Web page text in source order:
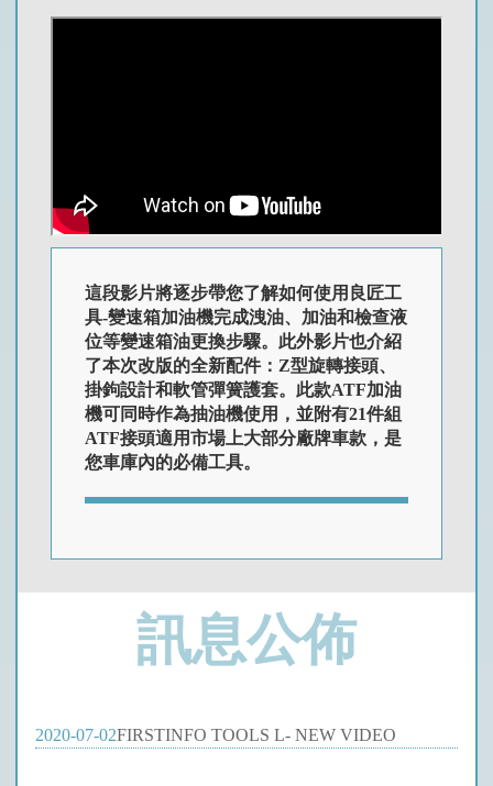
這段影片將逐步帶您了解如何使用良匠工
具-變速箱加油機完成洩油、加油和檢查液
位等變速箱油更換步驟。此外影片也介紹
了本次改版的全新配件：Z型旋轉接頭、
掛鉤設計和軟管彈簧護套。此款ATF加油
機可同時作為抽油機使用，並附有21件組
ATF接頭適用市場上大部分廠牌車款，是
您車庫內的必備工具。
訊息公佈
2020-07-02FIRSTINFO TOOLS L- NEW VIDEO